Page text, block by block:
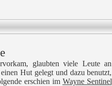
glaubten viele Leute an
Hut gelegt und dazu benutzt,
erschien im Wayne Sentinel